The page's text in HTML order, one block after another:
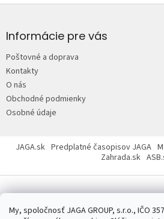
My, spoločnosť JAGA GROUP, s.r.o., IČO
p
e
Informácie pre vás
Poštovné a doprava
Kontakty
O nás
Obchodné podmienky
Osobné údaje
JAGA.sk Predplatné časopisov JAGA
Zahrada.sk